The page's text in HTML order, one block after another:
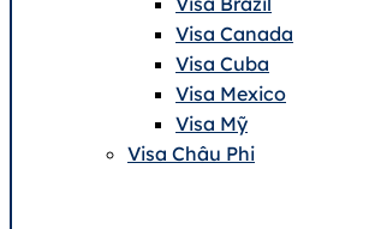
Visa Canada
Visa Cuba
Visa Mexico
Visa Mỹ
Visa Châu Phi